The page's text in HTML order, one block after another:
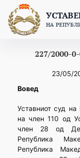
content
НА
227/2000-
23/05/
Вовед
Уставниот суд
на член 110 од
член 28 од
Република
Република